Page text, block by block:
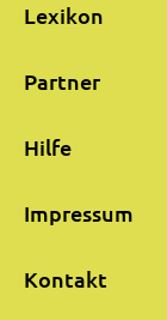
Lexikon
Partner
Hilfe
Impressum
Kontakt